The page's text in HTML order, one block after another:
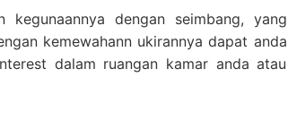
dengan seimbang, yang
kemewahann ukirannya dapat anda
dalam ruangan kamar anda atau